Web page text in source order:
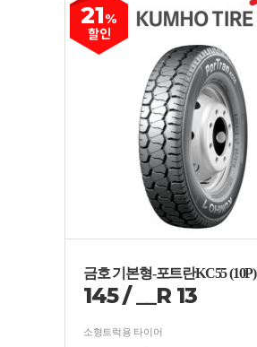
21%
할인
금호 기본형-포트란KC55 (10P)
145/__R 13
소형트럭용 타이어